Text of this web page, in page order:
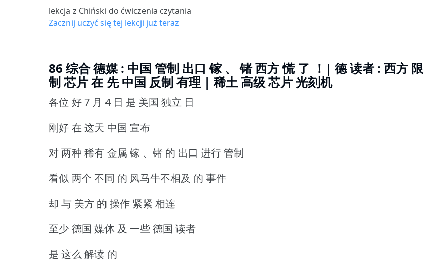
lekcja z Chiński do ćwiczenia czytania
Zacznij uczyć się tej lekcji już teraz
86 综合 德媒 : 中国 管制 出口 镓 、 锗 西方 慌 了 ！| 德 读者 : 西方 限
制 芯片 在 先 中国 反制 有理 | 稀土 高级 芯片 光刻机
各位 好 7 月 4 日 是 美国 独立 日
刚好 在 这天 中国 宣布
对 两种 稀有 金属 镓 、锗 的 出口 进行 管制
看似 两个 不同 的 风马牛不相及 的 事件
却 与 美方 的 操作 紧紧 相连
至少 德国 媒体 及 一些 德国 读者
是 这么 解读 的